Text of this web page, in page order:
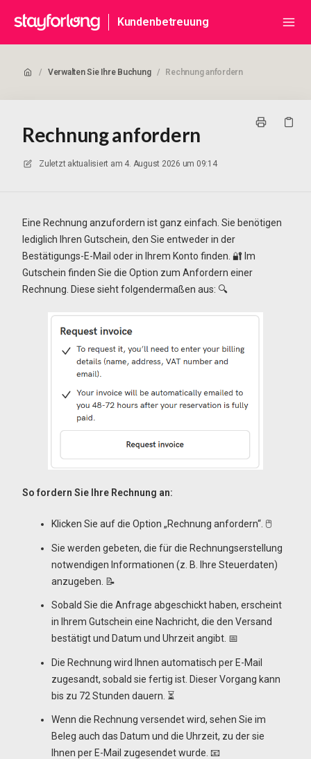
Kundenbetreuung
/ Verwalten Sie Ihre Buchung / Rechnung anfordern
Rechnung anfordern
Zuletzt aktualisiert am 4. August 2026 um 09:14
Eine Rechnung anzufordern ist ganz einfach. Sie benötigen
lediglich Ihren Gutschein, den Sie entweder in der
Bestätigungs-E-Mail oder in Ihrem Konto finden. 🔐 Im
Gutschein finden Sie die Option zum Anfordern einer
Rechnung. Diese sieht folgendermaßen aus: 🔍
So fordern Sie Ihre Rechnung an:
Klicken Sie auf die Option „Rechnung anfordern“. 🖱️
Sie werden gebeten, die für die Rechnungserstellung
notwendigen Informationen (z. B. Ihre Steuerdaten)
anzugeben. 📝
Sobald Sie die Anfrage abgeschickt haben, erscheint
in Ihrem Gutschein eine Nachricht, die den Versand
bestätigt und Datum und Uhrzeit angibt. 📅
Die Rechnung wird Ihnen automatisch per E-Mail
zugesandt, sobald sie fertig ist. Dieser Vorgang kann
bis zu 72 Stunden dauern. ⏳
Wenn die Rechnung versendet wird, sehen Sie im
Beleg auch das Datum und die Uhrzeit, zu der sie
Ihnen per E-Mail zugesendet wurde. 📧